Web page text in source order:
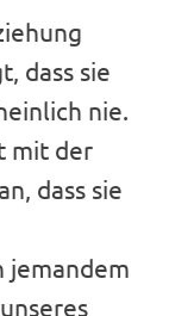
dass sie
nie.
mit der
dass sie
jemandem